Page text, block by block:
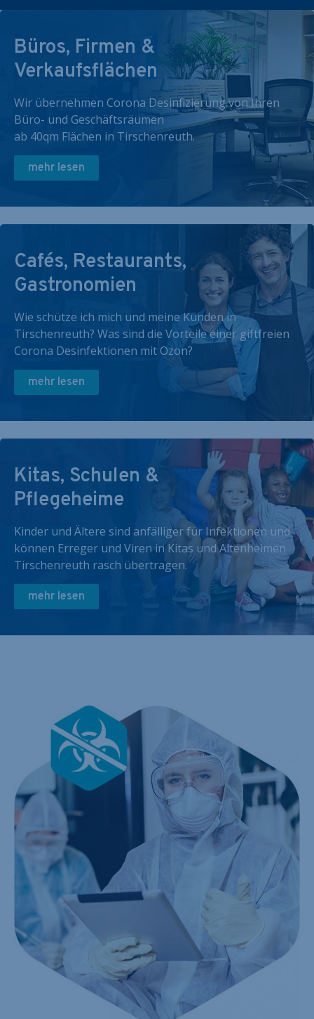
Büros, Firmen &
Verkaufsflächen
Wir übernehmen Corona Desinfizierung von Ihren
Büro- und Geschäftsräumen
ab 40qm Flächen in Tirschenreuth.
mehr lesen
Cafés, Restaurants,
Gastronomien
Wie schütze ich mich und meine Kunden in
Tirschenreuth? Was sind die Vorteile einer giftfreien
Corona Desinfektionen mit Ozon?
mehr lesen
Kitas, Schulen &
Pflegeheime
Kinder und Ältere sind anfälliger für Infektionen und
können Erreger und Viren in Kitas und Altenheimen
Tirschenreuth rasch übertragen.
mehr lesen